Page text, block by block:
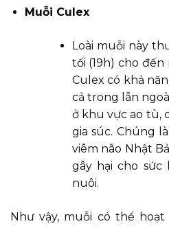
Muỗi Culex
Loài muỗi này
tối (19h) cho
Culex có khả
cả trong lẫn
ở khu vực ao tù,
gia súc. Chúng
viêm não Nhật
gây hại cho sức
nuôi.
Như vậy, muỗi có thể